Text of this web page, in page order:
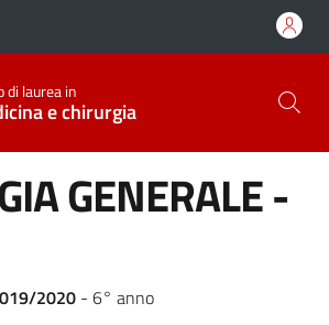
di laurea in
e chirurgia
GENERALE -
2020 - 6° anno